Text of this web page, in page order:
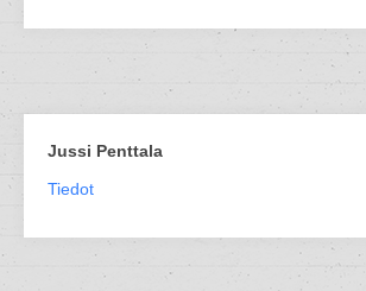
Jussi Penttala
Tiedot